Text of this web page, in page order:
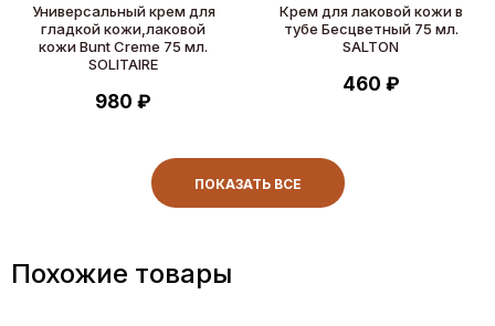
Универсальный крем для
гладкой кожи,лаковой
кожи Bunt Creme 75 мл.
SOLITAIRE
980 ₽
Крем для лаковой кожи в
тубе Бесцветный 75 мл.
SALTON
460 ₽
ПОКАЗАТЬ ВСЕ
Похожие товары